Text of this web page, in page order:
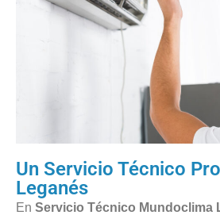
Un Servicio Técnico
Leganés
En Servicio Técnico Mundoclima